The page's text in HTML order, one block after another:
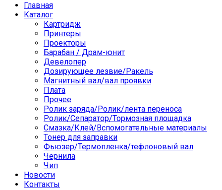
Главная
Каталог
Картридж
Принтеры
Проекторы
Барабан / Драм-юнит
Девелопер
Дозирующее лезвие/Ракель
Магнитный вал/вал проявки
Плата
Прочее
Ролик заряда/Ролик/лента переноса
Ролик/Сепаратор/Тормозная площадка
Смазка/Клей/Вспомогательные материалы
Тонер для заправки
Фьюзер/Термопленка/тефлоновый вал
Чернила
Чип
Новости
Контакты